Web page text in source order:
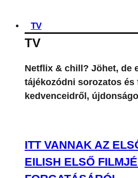
TV
TV
Netflix & chill? Jöhet, de
tájékozódni sorozatos és
kedvenceidről,
ITT VANNAK AZ
EILISH ELSŐ